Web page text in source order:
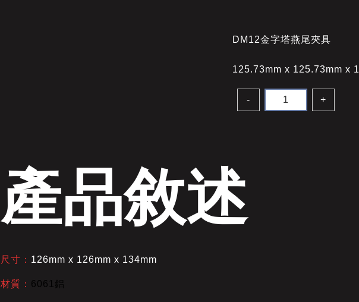
DM12金字塔燕尾夾具
125.73mm x 125.73mm x
- +
產品敘述
尺寸： 126mm x 126mm x 134mm
材質： 6061鋁